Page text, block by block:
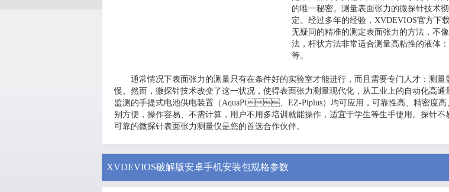
的唯一秘密。测量表面张力的微探针技
定。经过多年的经验，XVDEVIOS官方
无疑问的精准的测定表面张力的方法，
法，杆状方法非常适合测量高粘性的液体
等。
通常情况下表面张力的测量只有在条件好的实验室才能进行，而且需要专门人才：测量
慢。然而，微探针技术改变了这一状况，使得表面张力测量现代化，从工业上的自动化
监测的手提式电池供电装置（AquaPi、EZ-Piplus）均可应用，可靠性高、精密度高
别方便，操作容易、不需计算，用户不用多培训就能操作，适宜于学生等生手使用。探针不
可靠的微探针表面张力测量仪是您的首选合作伙伴。
XVDEVIOS破解版安卓手机安装包规格参数